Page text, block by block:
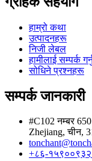
हाम्रो कथा
उत्पादनहरू
निजी लेबल
हामीलाई सम्पर्क
सोधिने प्रश्नहरू
सम्पर्क जानकारी
#C102 नम्बर
Zhejiang, चीन,
+८६-